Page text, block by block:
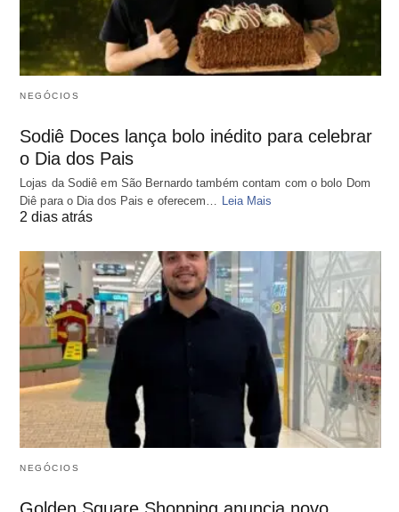
NEGÓCIOS
Sodiê Doces lança bolo inédito para celebrar
o Dia dos Pais
Lojas da Sodiê em São Bernardo também contam com o bolo Dom
Diê para o Dia dos Pais e oferecem… Leia Mais
2 dias atrás
NEGÓCIOS